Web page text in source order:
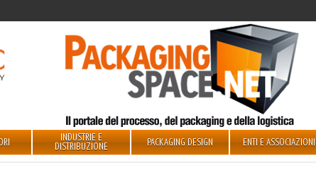
INDUSTRIE E
DISTRIBUZIONE PACKAGING DESIGN ENTI E ASSOCIAZIONI